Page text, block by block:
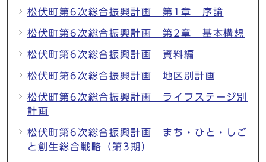
松伏町第6次総合振興計画 第1章 序論
松伏町第6次総合振興計画 第2章 基本構想
松伏町第6次総合振興計画 資料編
松伏町第6次総合振興計画 地区別計画
松伏町第6次総合振興計画 ライフステージ別
計画
松伏町第6次総合振興計画 まち・ひと・しご
と創生総合戦略（第3期）